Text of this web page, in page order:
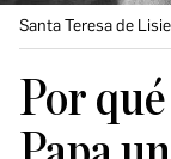
Santa Teresa de
Por